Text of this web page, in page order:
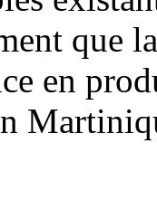
que
en